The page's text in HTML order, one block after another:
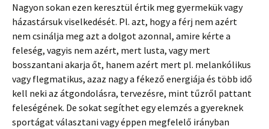
Nagyon sokan ezen keresztül értik meg gyermekük vagy
házastársuk viselkedését. Pl. azt, hogy a férj nem azért
nem csinálja meg azt a dolgot azonnal, amire kérte a
feleség, vagyis nem azért, mert lusta, vagy mert
bosszantani akarja őt, hanem azért mert pl. melankólikus
vagy flegmatikus, azaz nagy a fékező energiája és több idő
kell neki az átgondolásra, tervezésre, mint tűzről pattant
feleségének. De sokat segíthet egy elemzés a gyereknek
sportágat választani vagy éppen megfelelő irányban